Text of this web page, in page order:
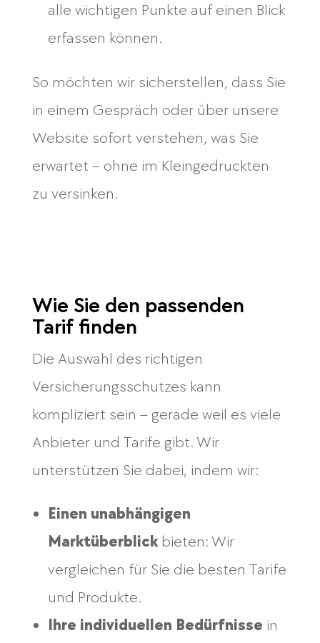
alle wichtigen Punkte auf einen Blick
erfassen können.
So möchten wir sicherstellen, dass Sie
in einem Gespräch oder über unsere
Website sofort verstehen, was Sie
erwartet – ohne im Kleingedruckten
zu versinken.
Wie Sie den passenden
Tarif finden
Die Auswahl des richtigen
Versicherungsschutzes kann
kompliziert sein – gerade weil es viele
Anbieter und Tarife gibt. Wir
unterstützen Sie dabei, indem wir:
Einen unabhängigen
Marktüberblickbieten: Wir
vergleichen für Sie die besten Tarife
und Produkte.
Ihre individuellen Bedürfnisse in